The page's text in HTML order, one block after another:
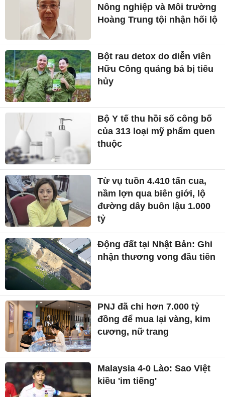
Nông nghiệp và Môi trường
Hoàng Trung tội nhận hối lộ
Bột rau detox do diễn viên
Hữu Công quảng bá bị tiêu
hủy
Bộ Y tế thu hồi số công bố
của 313 loại mỹ phẩm quen
thuộc
Từ vụ tuồn 4.410 tấn cua,
nầm lợn qua biên giới, lộ
đường dây buôn lậu 1.000
tỷ
Động đất tại Nhật Bản: Ghi
nhận thương vong đầu tiên
PNJ đã chi hơn 7.000 tỷ
đồng để mua lại vàng, kim
cương, nữ trang
Malaysia 4-0 Lào: Sao Việt
kiều 'im tiếng'